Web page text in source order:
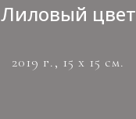
Лиловый цвет
2019 г., 15 х 15 см.